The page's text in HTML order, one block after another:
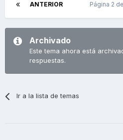
ANTERIOR Página 2
Archivado
Este tema ahora está
respuestas.
Ir a la lista de temas